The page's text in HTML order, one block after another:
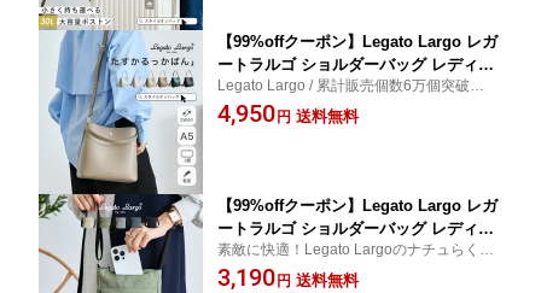
【99%offクーポン】Legato Largo レガ
ートラルゴ ショルダーバッグ レディー
ス バッグ 軽量 肩掛け 斜め掛け 2way
ミニバッグ バッグ a5 上品 大人 高見え
Legato Largo / 累計販売個数6万個突破「た
すかるっかばん」シリーズ。オンオフ使え
る・お手入れ簡単・とにかく軽い！助かる3
4,950 円 送料無料
【99%offクーポン】Legato Largo レガ
ートラルゴ ショルダーバッグ レディー
ス メンズ ミニバッグ かるい 小さめ バ
ッグ 撥水 ナイロン ショルダー 肩掛け
素敵に快適！Legato Largoのナチュらくバ
ッグシリーズ / 小さいサイズ感ですが長財
3,190 円 送料無料